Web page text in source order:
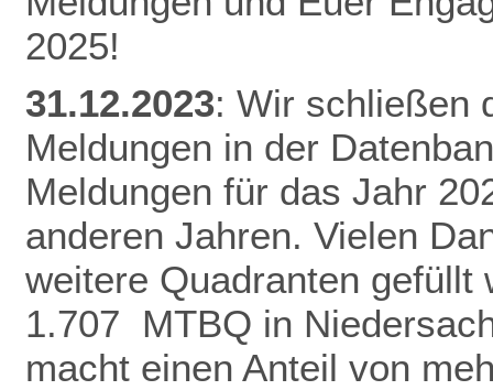
2025!
31.12.2023: Wir schließen
Meldungen in der
Meldungen für das Jahr
anderen Jahren. Vielen
weitere Quadranten gefüllt
1.707 MTBQ in
macht einen Anteil von